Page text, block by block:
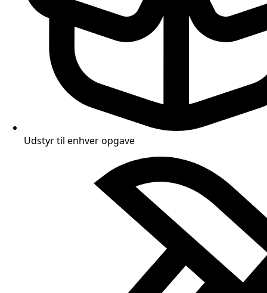
Udstyr til enhver opgave